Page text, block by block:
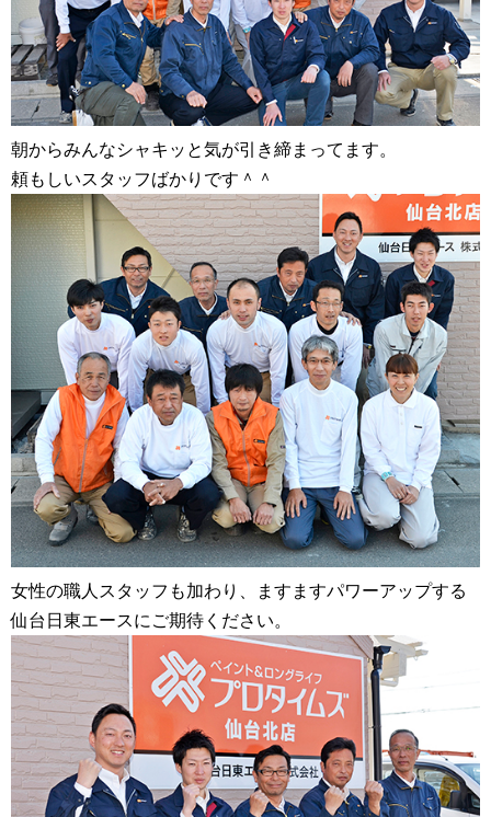
朝からみんなシャキッと気が引き締まってます。
頼もしいスタッフばかりです＾＾
女性の職人スタッフも加わり、ますますパワーアップする
仙台日東エースにご期待ください。